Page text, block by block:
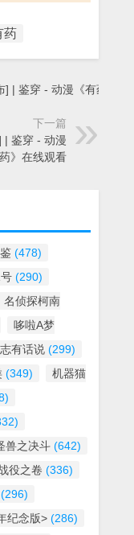
药
| 鉴穿 - 动漫《有药》在
下一篇
| 鉴穿 - 动漫
药》在线观看
(478)
(290)
名侦探柯南
哆啦A梦
有话说 (299)
(349)
机器猫
兽之决斗 (642)
役之卷 (336)
(296)
纪念版> (286)